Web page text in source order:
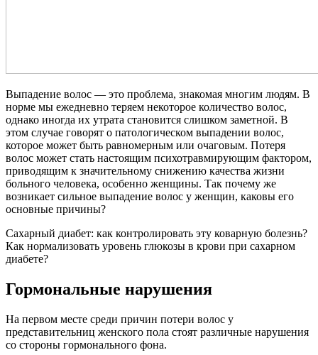
Выпадение волос — это проблема, знакомая многим людям. В
норме мы ежедневно теряем некоторое количество волос,
однако иногда их утрата становится слишком заметной. В
этом случае говорят о патологическом выпадении волос,
которое может быть равномерным или очаговым. Потеря
волос может стать настоящим психотравмирующим фактором,
приводящим к значительному снижению качества жизни
больного человека, особенно женщины. Так почему же
возникает сильное выпадение волос у женщин, каковы его
основные причины?
Сахарный диабет: как контролировать эту коварную болезнь?
Как нормализовать уровень глюкозы в крови при сахарном
диабете?
Гормональные нарушения
На первом месте среди причин потери волос у
представительниц женского пола стоят различные нарушения
со стороны гормонального фона.